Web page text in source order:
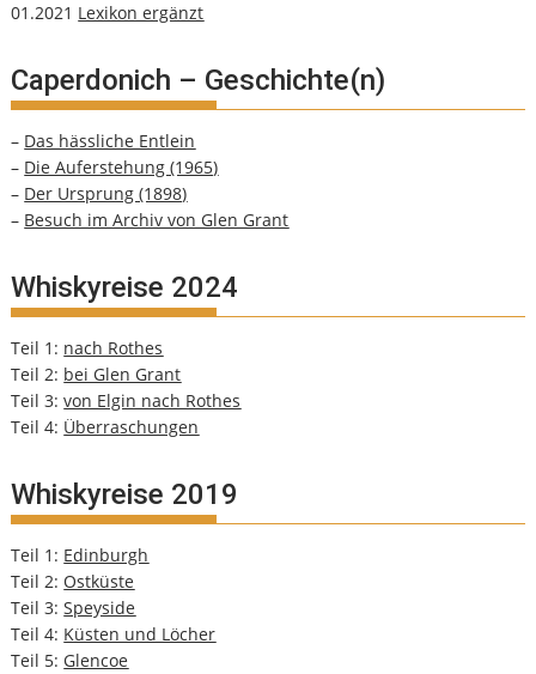
01.2021 Lexikon ergänzt
Caperdonich – Geschichte(n)
– Das hässliche Entlein
– Die Auferstehung (1965)
– Der Ursprung (1898)
– Besuch im Archiv von Glen Grant
Whiskyreise 2024
Teil 1: nach Rothes
Teil 2: bei Glen Grant
Teil 3:von Elgin nach Rothes
Teil 4: Überraschungen
Whiskyreise 2019
Teil 1: Edinburgh
Teil 2: Ostküste
Teil 3:Speyside
Teil 4: Küsten und Löcher
Teil 5: Glencoe